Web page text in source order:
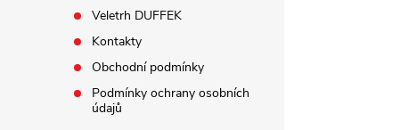
Veletrh DUFFEK
Kontakty
Obchodní podmínky
Podmínky ochrany osobních
údajů